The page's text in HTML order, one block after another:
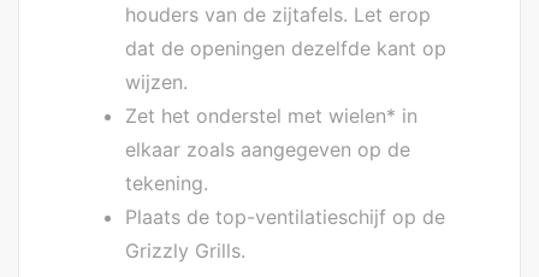
houders van de zijtafels. Let erop
dat de openingen dezelfde kant op
wijzen.
Zet het onderstel met wielen* in
elkaar zoals aangegeven op de
tekening.
Plaats de top-ventilatieschijf op de
Grizzly Grills.